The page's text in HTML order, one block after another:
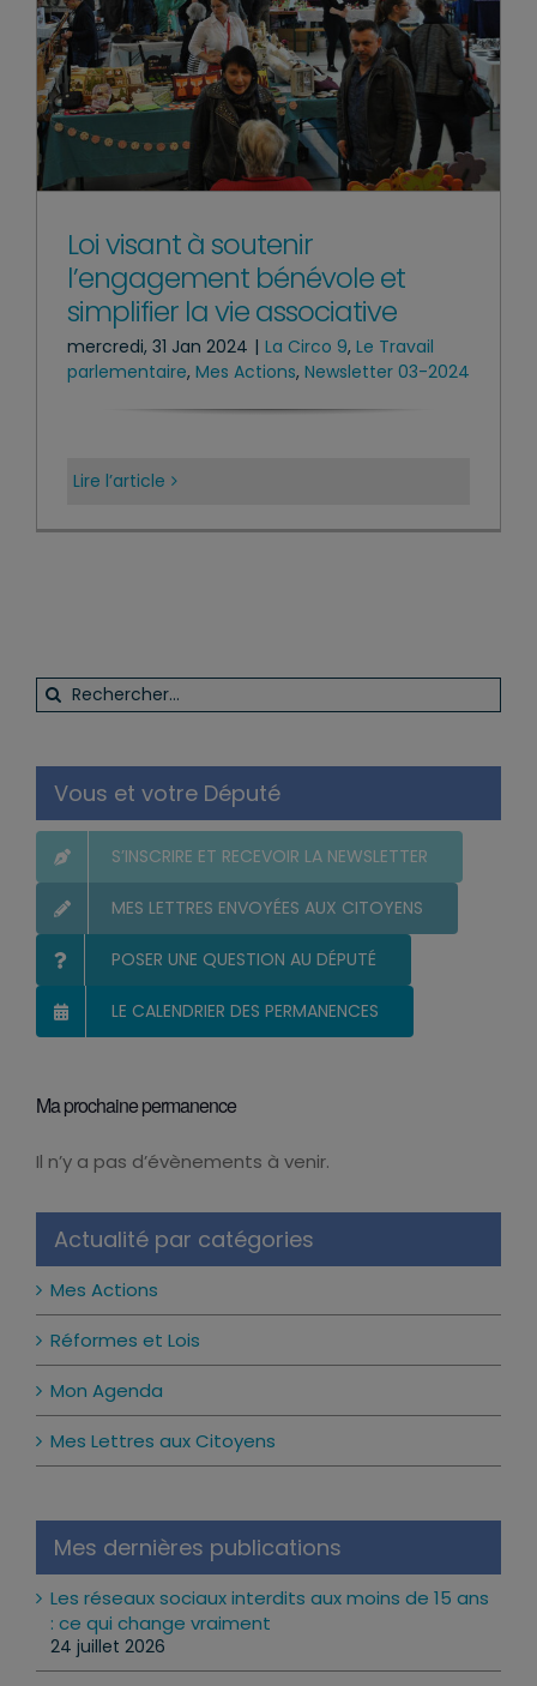
Loi visant à soutenir
l’engagement bénévole et
simplifier la vie associative
mercredi, 31 Jan 2024 | La Circo 9, Le Travail
parlementaire, Mes Actions, Newsletter 03-2024
Lire l’article
Rechercher:
Vous et votre Député
S’INSCRIRE ET RECEVOIR LA NEWSLETTER
MES LETTRES ENVOYÉES AUX CITOYENS
POSER UNE QUESTION AU DÉPUTÉ
LE CALENDRIER DES PERMANENCES
Ma prochaine permanence
Notice
Il n’y a pas d’évènements à venir.
Actualité par catégories
Mes Actions
Réformes et Lois
Mon Agenda
Mes Lettres aux Citoyens
Mes dernières publications
Les réseaux sociaux interdits aux moins de 15 ans
: ce qui change vraiment
24 juillet 2026